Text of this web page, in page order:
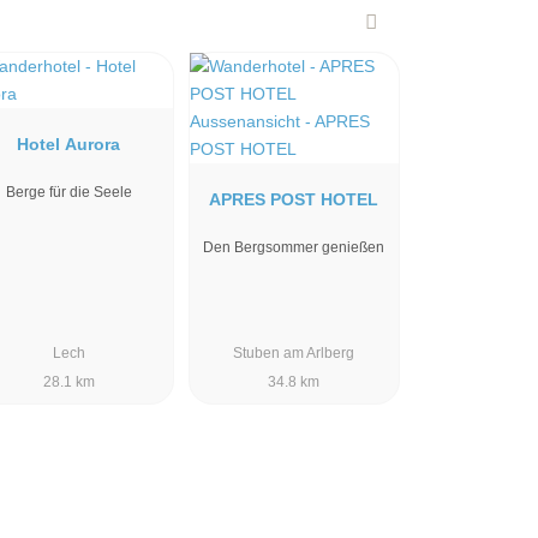
Hotel Aurora
Berge für die Seele
Lech
28.1 km
APRES POST HOTEL
Den Bergsommer genießen
Stuben am Arlberg
34.8 km